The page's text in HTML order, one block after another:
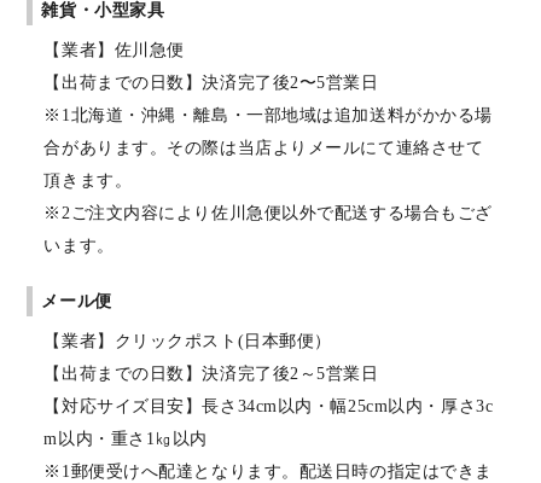
雑貨・小型家具
【業者】佐川急便
【出荷までの日数】決済完了後2〜5営業日
※1北海道・沖縄・離島・一部地域は追加送料がかかる場
合があります。その際は当店よりメールにて連絡させて
頂きます。
※2ご注文内容により佐川急便以外で配送する場合もござ
います。
メール便
【業者】クリックポスト(日本郵便）
【出荷までの日数】決済完了後2～5営業日
【対応サイズ目安】長さ34cm以内・幅25cm以内・厚さ3c
m以内・重さ1㎏以内
※1郵便受けへ配達となります。配送日時の指定はできま